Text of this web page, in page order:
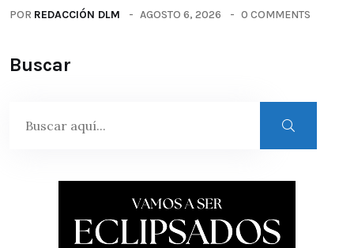
POR REDACCIÓN DLM AGOSTO 6, 2026 0 COMMENTS
Buscar